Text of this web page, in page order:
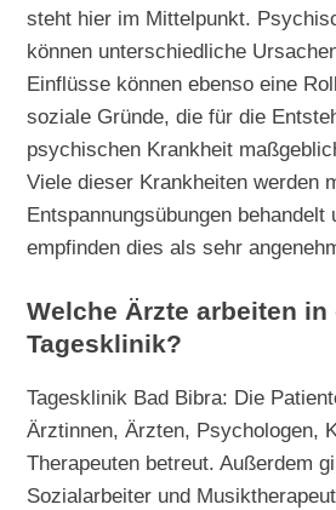
steht hier im Mittelpunkt.
können unterschiedliche
Einflüsse können ebenso eine
soziale Gründe, die für die
psychischen Krankheit
Viele dieser Krankheiten werden
Entspannungsübungen behandelt
empfinden dies als sehr
Welche Ärzte arbeiten in
Tagesklinik?
Tagesklinik Bad Bibra: Die
Ärztinnen, Ärzten, Psychologen,
Therapeuten betreut. Außerdem
Sozialarbeiter und